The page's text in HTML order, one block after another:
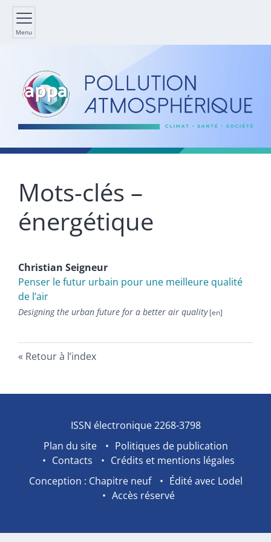
Menu
Mots-clés –
énergétique
Christian Seigneur
Penser le futur urbain pour une meilleure qualité
de l’air
Designing the urban future for a better air quality
Retour à l’index
ISSN électronique 2268-3798
Plan du site
Politiques de publication
Contacts
Crédits et mentions légales
Conception : Chapitre neuf
Édité avec Lodel
Accès réservé